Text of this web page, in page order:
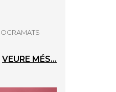
VEURE MÉS...